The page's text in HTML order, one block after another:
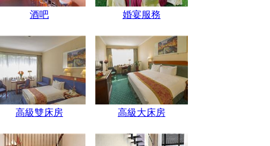
酒吧 婚宴服務
高級雙床房 高級大床房